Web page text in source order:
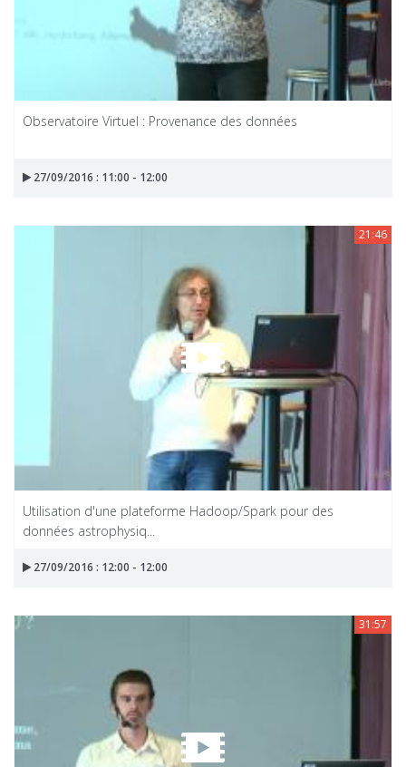
Observatoire Virtuel : Provenance des données
27/09/2016 : 11:00 - 12:00
21:46
Utilisation d'une plateforme Hadoop/Spark pour des
données astrophysiq...
27/09/2016 : 12:00 - 12:00
31:57